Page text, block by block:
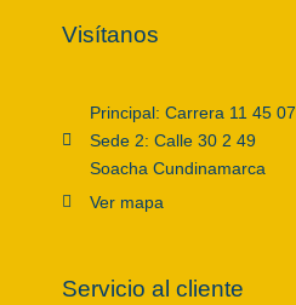
Visítanos
Principal: Carrera 11 45 07
Sede 2: Calle 30 2 49
Soacha Cundinamarca
Ver mapa
Servicio al cliente